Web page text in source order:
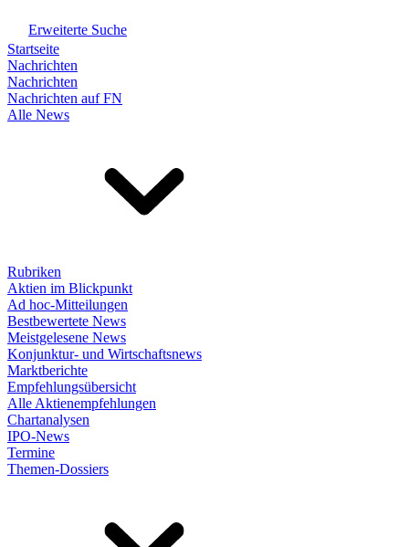
Erweiterte Suche
Startseite
Nachrichten
Nachrichten
Nachrichten auf FN
Alle News
Rubriken
Aktien im Blickpunkt
Ad hoc-Mitteilungen
Bestbewertete News
Meistgelesene News
Konjunktur- und Wirtschaftsnews
Marktberichte
Empfehlungsübersicht
Alle Aktienempfehlungen
Chartanalysen
IPO-News
Termine
Themen-Dossiers